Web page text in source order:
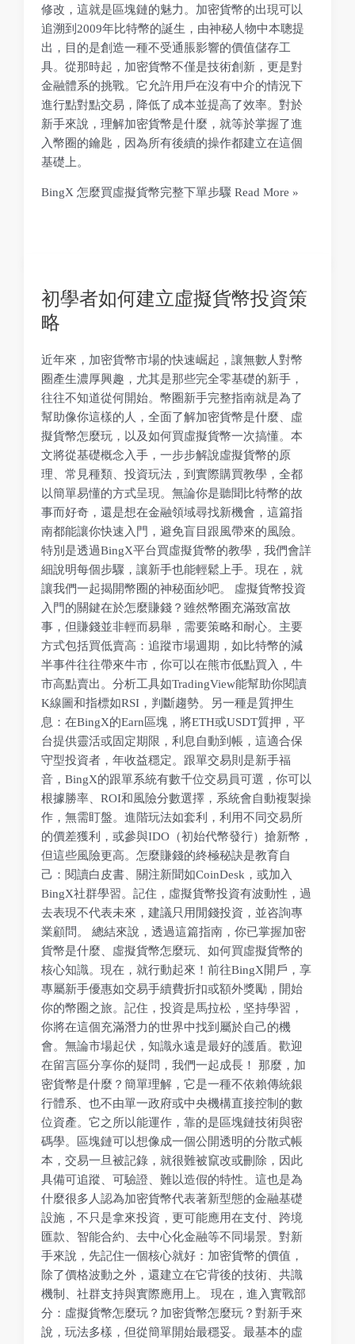
修改，這就是區塊鏈的魅力。加密貨幣的出現可以
追溯到2009年比特幣的誕生，由神秘人物中本聰提
出，目的是創造一種不受通脹影響的價值儲存工
具。從那時起，加密貨幣不僅是技術創新，更是對
金融體系的挑戰。它允許用戶在沒有中介的情況下
進行點對點交易，降低了成本並提高了效率。對於
新手來說，理解加密貨幣是什麼，就等於掌握了進
入幣圈的鑰匙，因為所有後續的操作都建立在這個
基礎上。
BingX 怎麼買虛擬貨幣完整下單步驟 Read More »
初學者如何建立虛擬貨幣投資策
略
近年來，加密貨幣市場的快速崛起，讓無數人對幣
圈產生濃厚興趣，尤其是那些完全零基礎的新手，
往往不知道從何開始。幣圈新手完整指南就是為了
幫助像你這樣的人，全面了解加密貨幣是什麼、虛
擬貨幣怎麼玩，以及如何買虛擬貨幣一次搞懂。本
文將從基礎概念入手，一步步解說虛擬貨幣的原
理、常見種類、投資玩法，到實際購買教學，全都
以簡單易懂的方式呈現。無論你是聽聞比特幣的故
事而好奇，還是想在金融領域尋找新機會，這篇指
南都能讓你快速入門，避免盲目跟風帶來的風險。
特別是透過BingX平台買虛擬貨幣的教學，我們會詳
細說明每個步驟，讓新手也能輕鬆上手。現在，就
讓我們一起揭開幣圈的神秘面紗吧。 虛擬貨幣投資
入門的關鍵在於怎麼賺錢？雖然幣圈充滿致富故
事，但賺錢並非輕而易舉，需要策略和耐心。主要
方式包括買低賣高：追蹤市場週期，如比特幣的減
半事件往往帶來牛市，你可以在熊市低點買入，牛
市高點賣出。分析工具如TradingView能幫助你閱讀
K線圖和指標如RSI，判斷趨勢。另一種是質押生
息：在BingX的Earn區塊，將ETH或USDT質押，平
台提供靈活或固定期限，利息自動到帳，這適合保
守型投資者，年收益穩定。跟單交易則是新手福
音，BingX的跟單系統有數千位交易員可選，你可以
根據勝率、ROI和風險分數選擇，系統會自動複製操
作，無需盯盤。進階玩法如套利，利用不同交易所
的價差獲利，或參與IDO（初始代幣發行）搶新幣，
但這些風險更高。怎麼賺錢的終極秘訣是教育自
己：閱讀白皮書、關注新聞如CoinDesk，或加入
BingX社群學習。記住，虛擬貨幣投資有波動性，過
去表現不代表未來，建議只用閒錢投資，並咨詢專
業顧問。 總結來說，透過這篇指南，你已掌握加密
貨幣是什麼、虛擬貨幣怎麼玩、如何買虛擬貨幣的
核心知識。現在，就行動起來！前往BingX開戶，享
專屬新手優惠如交易手續費折扣或額外獎勵，開始
你的幣圈之旅。記住，投資是馬拉松，坚持學習，
你將在這個充滿潛力的世界中找到屬於自己的機
會。無論市場起伏，知識永遠是最好的護盾。歡迎
在留言區分享你的疑問，我們一起成長！ 那麼，加
密貨幣是什麼？簡單理解，它是一種不依賴傳統銀
行體系、也不由單一政府或中央機構直接控制的數
位資產。它之所以能運作，靠的是區塊鏈技術與密
碼學。區塊鏈可以想像成一個公開透明的分散式帳
本，交易一旦被記錄，就很難被竄改或刪除，因此
具備可追蹤、可驗證、難以造假的特性。這也是為
什麼很多人認為加密貨幣代表著新型態的金融基礎
設施，不只是拿來投資，更可能應用在支付、跨境
匯款、智能合約、去中心化金融等不同場景。對新
手來說，先記住一個核心就好：加密貨幣的價值，
除了價格波動之外，還建立在它背後的技術、共識
機制、社群支持與實際應用上。 現在，進入實戰部
分：虛擬貨幣怎麼玩？加密貨幣怎麼玩？對新手來
說，玩法多樣，但從簡單開始最穩妥。最基本的虛